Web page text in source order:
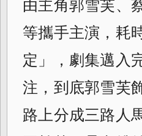
由主角郭雪芙、
等攜手主演，耗
定」，劇集邁入
注，到底郭雪芙
路上分成三路人